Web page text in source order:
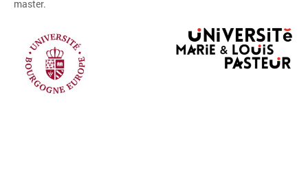
master.